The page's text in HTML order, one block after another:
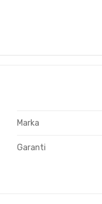
Marka
Garanti